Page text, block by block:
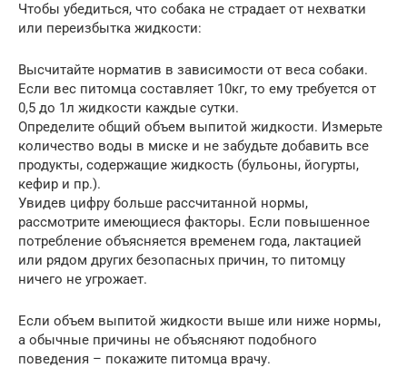
Чтобы убедиться, что собака не страдает от нехватки
или переизбытка жидкости:
Высчитайте норматив в зависимости от веса собаки.
Если вес питомца составляет 10кг, то ему требуется от
0,5 до 1л жидкости каждые сутки.
Определите общий объем выпитой жидкости. Измерьте
количество воды в миске и не забудьте добавить все
продукты, содержащие жидкость (бульоны, йогурты,
кефир и пр.).
Увидев цифру больше рассчитанной нормы,
рассмотрите имеющиеся факторы. Если повышенное
потребление объясняется временем года, лактацией
или рядом других безопасных причин, то питомцу
ничего не угрожает.
Если объем выпитой жидкости выше или ниже нормы,
а обычные причины не объясняют подобного
поведения – покажите питомца врачу.